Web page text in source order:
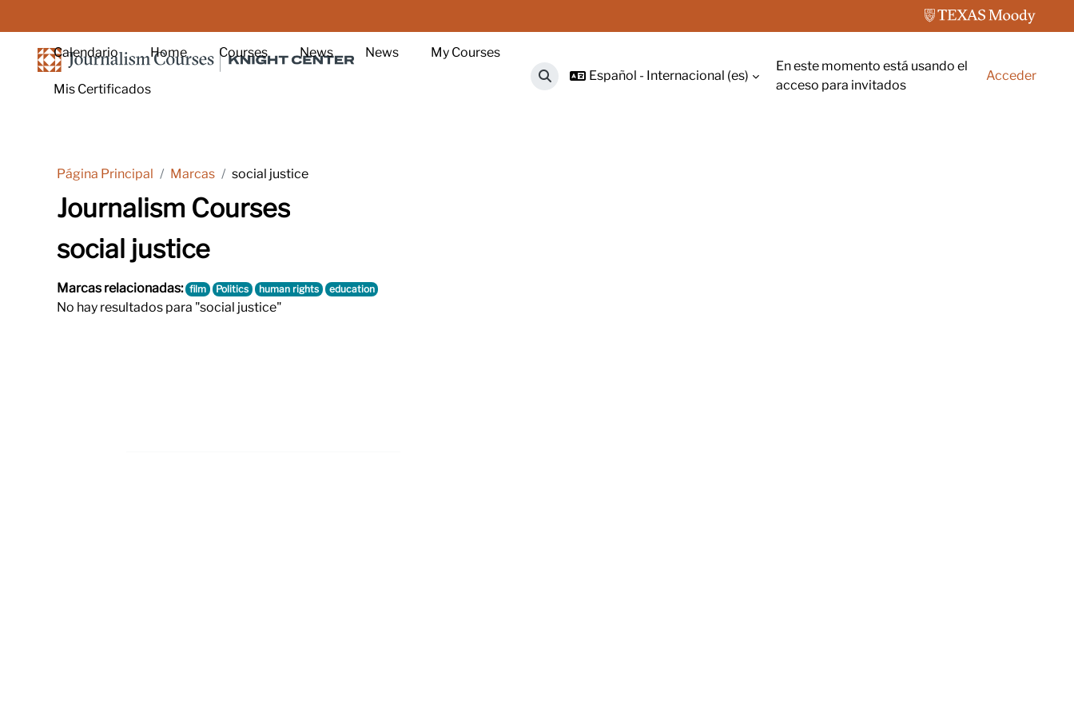
Calendario Home Courses News News My Courses
Mis Certificados Selector de búsqueda de entrada
Español - Internacional ‎(es)‎
En este momento está usando el
acceso para invitados
Acceder
Página Principal Marcas social justice
Journalism Courses
social justice
Marcas relacionadas: film Politics human rights education
No hay resultados para "social justice"